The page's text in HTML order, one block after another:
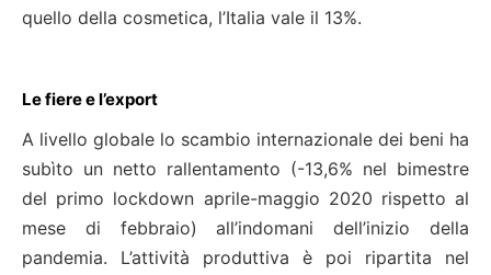
quello della cosmetica, l’Italia vale il 13%.
Le fiere e l’export
A livello globale lo scambio internazionale dei beni ha
subìto un netto rallentamento (-13,6% nel bimestre
del primo lockdown aprile-maggio 2020 rispetto al
mese di febbraio) all’indomani dell’inizio della
pandemia. L’attività produttiva è poi ripartita nel